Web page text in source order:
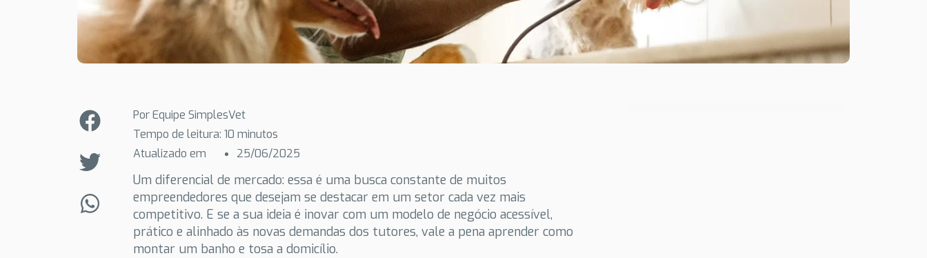
Por Equipe SimplesVet
Tempo de leitura: 10 minutos
Atualizado em
25/06/2025
Um diferencial de mercado: essa é uma busca constante de muitos
empreendedores que desejam se destacar em um setor cada vez mais
competitivo. E se a sua ideia é inovar com um modelo de negócio acessível,
prático e alinhado às novas demandas dos tutores, vale a pena aprender como
montar um banho e tosa a domicílio.